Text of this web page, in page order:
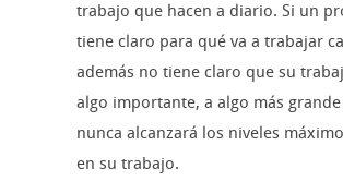
trabajo que hacen a diario. Si un
tiene claro para qué va a trabajar
además no tiene claro que su
algo importante, a algo más
nunca alcanzará los niveles
en su trabajo.